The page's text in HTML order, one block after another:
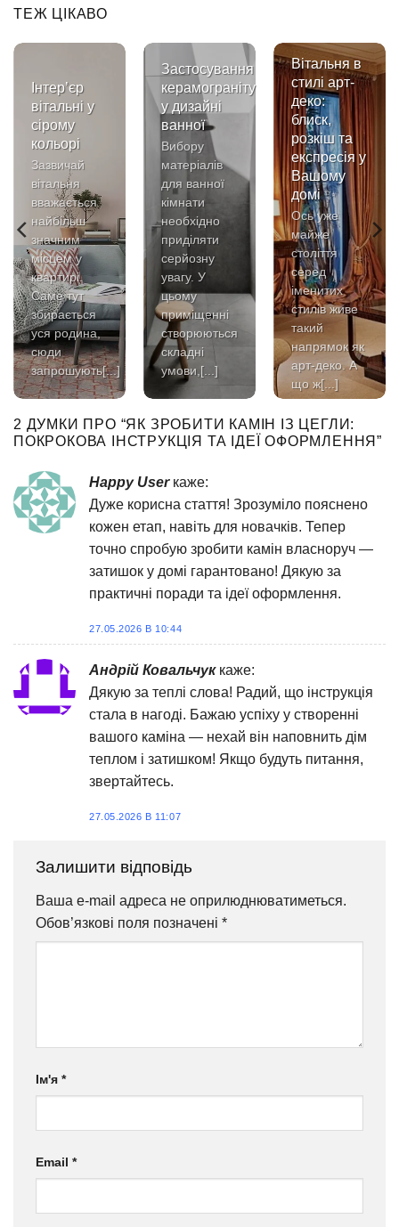
ТЕЖ ЦІКАВО
Інтер’єр
вітальні у
сірому
кольорі
Зазвичай
вітальня
вважається
найбільш
значним
місцем у
квартирі.
Саме тут
збирається
уся родина,
сюди
запрошують[...]
Застосування
керамограніту
у дизайні
ванної
Вибору
матеріалів
для ванної
кімнати
необхідно
приділяти
серйозну
увагу. У
цьому
приміщенні
створюються
складні
умови,[...]
Вітальня в
стилі арт-
деко:
блиск,
розкіш та
експресія у
Вашому
домі ✨
Ось уже
майже
століття
серед
іменитих
стилів живе
такий
напрямок як
арт-деко. А
що ж[...]
2 ДУМКИ ПРО “ЯК ЗРОБИТИ КАМІН ІЗ ЦЕГЛИ:
ПОКРОКОВА ІНСТРУКЦІЯ ТА ІДЕЇ ОФОРМЛЕННЯ”
Happy User каже:
Дуже корисна стаття! Зрозуміло пояснено
кожен етап, навіть для новачків. Тепер
точно спробую зробити камін власноруч —
затишок у домі гарантовано! Дякую за
практичні поради та ідеї оформлення.
27.05.2026 В 10:44
Андрій Ковальчук каже:
Дякую за теплі слова! Радий, що інструкція
стала в нагоді. Бажаю успіху у створенні
вашого каміна — нехай він наповнить дім
теплом і затишком! Якщо будуть питання,
звертайтесь.
27.05.2026 В 11:07
Залишити відповідь
Ваша e-mail адреса не оприлюднюватиметься.
Обов’язкові поля позначені *
Ім'я *
Email *